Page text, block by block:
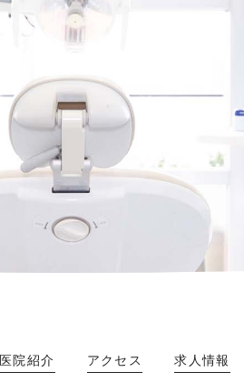
医院紹介 アクセス 求人情報